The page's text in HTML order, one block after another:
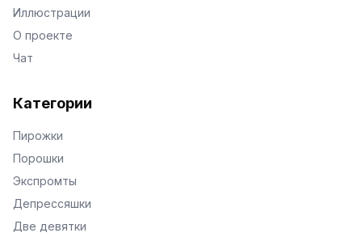
Иллюстрации
О проекте
Чат
Категории
Пирожки
Порошки
Экспромты
Депрессяшки
Две девятки